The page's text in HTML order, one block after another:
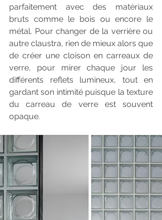
parfaitement avec des matériaux
bruts comme le bois ou encore le
métal. Pour changer de la verrière ou
autre claustra, rien de mieux alors que
de créer une cloison en carreaux de
verre, pour mirer chaque jour les
différents reflets lumineux, tout en
gardant son intimité puisque la texture
du carreau de verre est souvent
opaque.